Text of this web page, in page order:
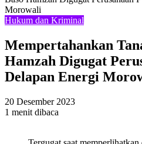
Morowali
Hukum dan Kriminal
Mempertahankan
Hamzah Digugat
Delapan Energi
20 Desember 2023
1 menit dibaca